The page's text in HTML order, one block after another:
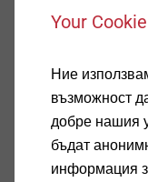
Your
Ние
възможност
добре нашия
бъдат
информация